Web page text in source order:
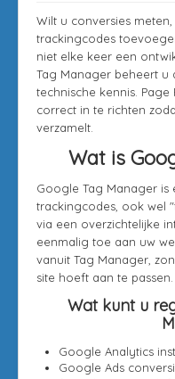
Wilt u conversies
trackingcodes
niet elke keer een
Tag Manager beheert u
technische kennis.
correct in te richten
verzamelt.
Wat is
Google Tag Manager is
trackingcodes, ook wel
via een overzichtelijke
eenmalig toe aan uw
vanuit Tag Manager,
site hoeft aan te passen.
Wat kunt u
Google Analytics
Google Ads